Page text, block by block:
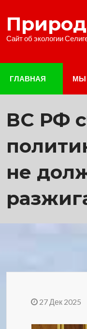
Сайт об экологии
ГЛАВНАЯ МЫ
ВС РФ
не
27 Дек 2025